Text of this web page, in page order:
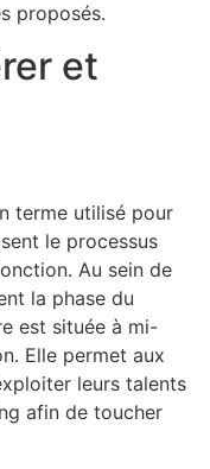
proposés.
et
terme utilisé pour
le processus
Au sein de
la phase du
est située à mi-
Elle permet aux
leurs talents
afin de toucher